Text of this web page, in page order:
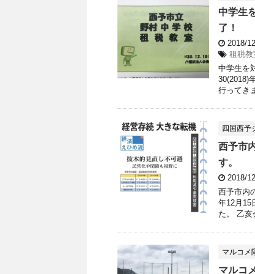
中学生
了！
2018/
租税教
中学生を
30(2018)
行ってき
四国西予
西予市
す。
2018/
西予市内
年12月15
た。 乙亥
マルコメ
マルコ